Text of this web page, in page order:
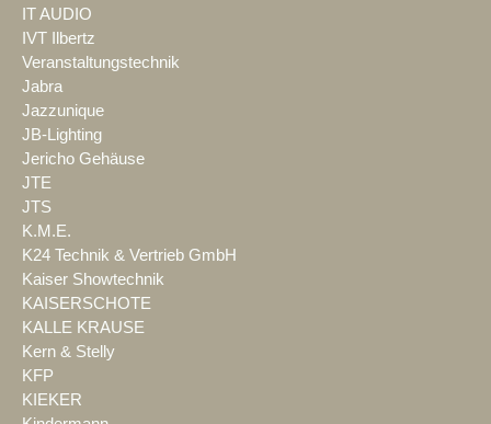
IT AUDIO
IVT Ilbertz
Veranstaltungstechnik
Jabra
Jazzunique
JB-Lighting
Jericho Gehäuse
JTE
JTS
K.M.E.
K24 Technik & Vertrieb GmbH
Kaiser Showtechnik
KAISERSCHOTE
KALLE KRAUSE
Kern & Stelly
KFP
KIEKER